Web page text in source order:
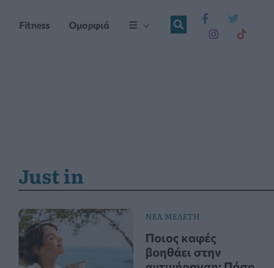
Fitness Ομορφιά ☰
Just in
ΝΕΑ ΜΕΛΕΤΗ
Ποιος καφές
βοηθάει στην